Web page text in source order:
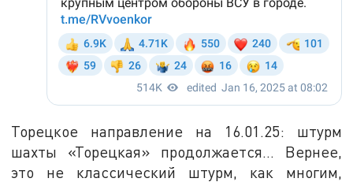
Торецкое направление на 16.01.25: штурм
шахты «Торецкая» продолжается... Вернее,
это не классический штурм, как многим,